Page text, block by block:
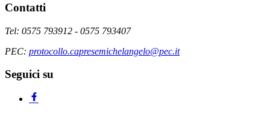
Contatti
Tel: 0575 793912 - 0575 793407
PEC: protocollo.capresemichelangelo@pec.it
Seguici su